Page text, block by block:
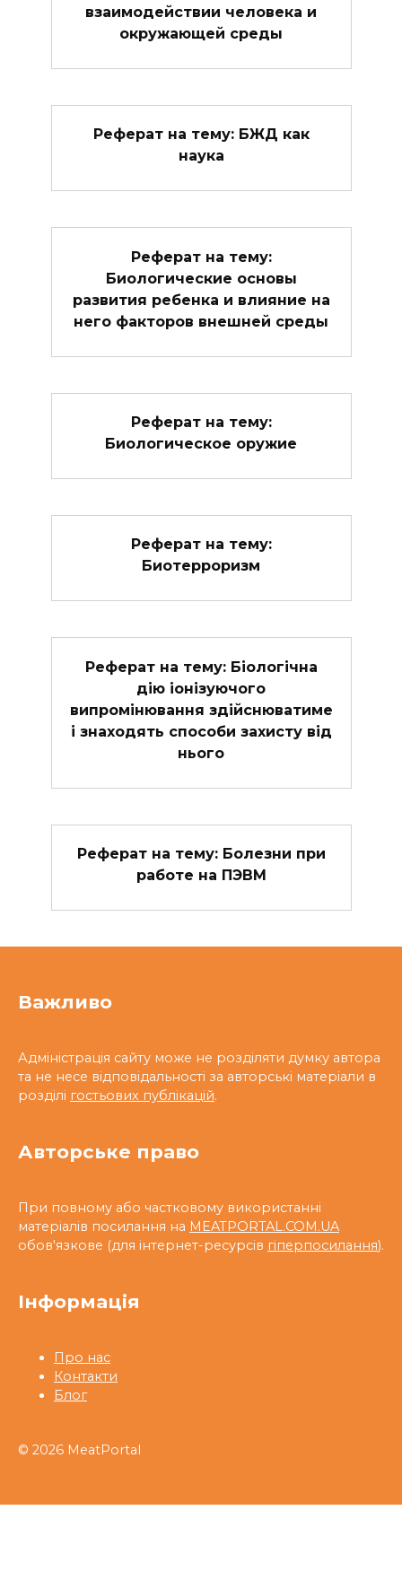
взаимодействии человека и
окружающей среды
Реферат на тему: БЖД как
наука
Реферат на тему:
Биологические основы
развития ребенка и влияние на
него факторов внешней среды
Реферат на тему:
Биологическое оружие
Реферат на тему:
Биотерроризм
Реферат на тему: Біологічна
дію іонізуючого
випромінювання здійснюватиме
і знаходять способи захисту від
нього
Реферат на тему: Болезни при
работе на ПЭВМ
Важливо
Адміністрація сайту може не розділяти думку автора
та не несе відповідальності за авторські матеріали в
розділі гостьових публікацій.
Авторське право
При повному або частковому використанні
матеріалів посилання на MEATPORTAL.COM.UA
обов'язкове (для інтернет-ресурсів гіперпосилання).
Інформація
Про нас
Контакти
Блог
© 2026 MeatPortal